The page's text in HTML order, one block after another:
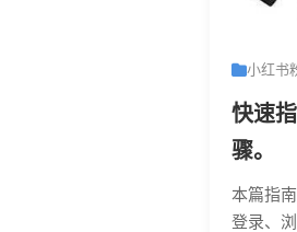
小红书
快速
骤。
本篇指
登录、